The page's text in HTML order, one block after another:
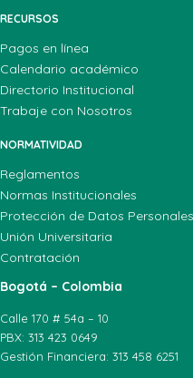
RECURSOS
Pagos en línea
Calendario académico
Directorio Institucional
Trabaje con Nosotros
NORMATIVIDAD
Reglamentos
Normas Institucionales
Protección de Datos Personales
Unión Universitaria
Contratación
Bogotá – Colombia
Calle 170 # 54a – 10
PBX: 313 423 0649
Gestión Financiera: 313 458 6251